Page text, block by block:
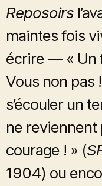
Reposoirs
maintes fois
écrire — « Un
Vous non pas
s’écouler un
ne reviennent
courage ! » (
1904) ou